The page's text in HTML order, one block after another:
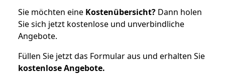
Sie möchten eine Kostenübersicht? Dann holen
Sie sich jetzt kostenlose und unverbindliche
Angebote.
Füllen Sie jetzt das Formular aus und erhalten Sie
kostenloseAngebote.